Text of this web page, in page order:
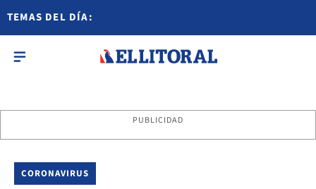
TEMAS DEL DÍA:
PUBLICIDAD
CORONAVIRUS